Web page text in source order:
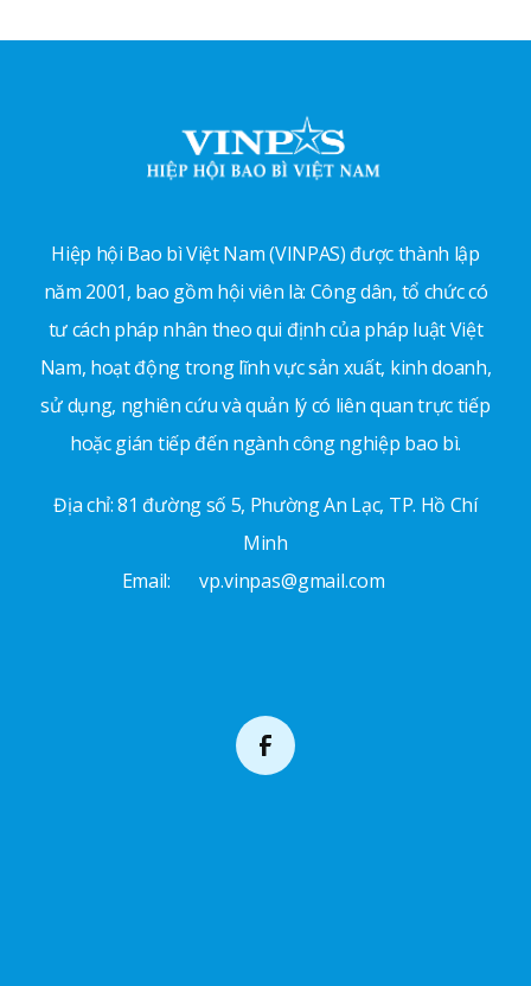
Hiệp hội Bao bì Việt Nam (VINPAS) được thành lập
năm 2001, bao gồm hội viên là: Công dân, tổ chức có
tư cách pháp nhân theo qui định của pháp luật Việt
Nam, hoạt động trong lĩnh vực sản xuất, kinh doanh,
sử dụng, nghiên cứu và quản lý có liên quan trực tiếp
hoặc gián tiếp đến ngành công nghiệp bao bì.
Địa chỉ: 81 đường số 5, Phường An Lạc, TP. Hồ Chí
Minh
Email:
vp.vinpas@gmail.com